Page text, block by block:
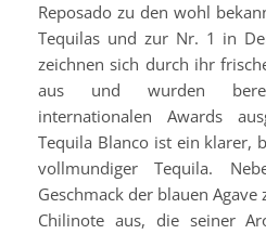
Reposado zu den wohl
Tequilas und zur Nr. 1 in
zeichnen sich durch ihr
aus und wurden
internationalen Awards
Tequila Blanco ist ein klarer,
vollmundiger Tequila.
Geschmack der blauen
Chilinote aus, die seiner